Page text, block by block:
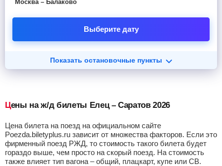
Москва – Балаково
Выберите дату
Показать остановочные пункты
Цены на ж/д билеты Елец – Саратов 2026
Цена билета на поезд на официальном сайте
Poezda.biletyplus.ru зависит от множества факторов. Если это
фирменный поезд РЖД, то стоимость такого билета будет
гораздо выше, чем просто на скорый поезд. На стоимость
также влияет тип вагона – общий, плацкарт, купе или СВ.